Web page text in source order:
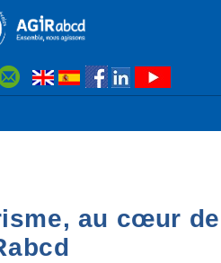
au cœur de